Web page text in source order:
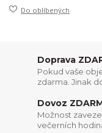
Do oblíbených
Doprava
Pokud vaše
zdarma. Jinak
Dovoz
Možnost
večerních